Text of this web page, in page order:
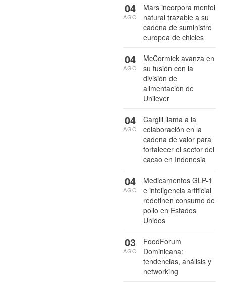
Mars incorpora mentol
natural trazable a su
cadena de suministro
europea de chicles
04
AGO
McCormick avanza en
su fusión con la
división de
alimentación de
Unilever
04
AGO
Cargill llama a la
colaboración en la
cadena de valor para
fortalecer el sector del
cacao en Indonesia
04
AGO
Medicamentos GLP-1
e inteligencia artificial
redefinen consumo de
pollo en Estados
Unidos
04
AGO
FoodForum
Dominicana:
tendencias, análisis y
networking
03
AGO